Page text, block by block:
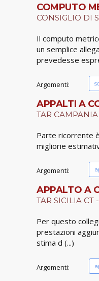
COMPUTO
CONSIGLIO DI
Il computo
un semplice
prevedesse
Argomenti:
APPALTI A
TAR
Parte ricorrente
migliorie
Argomenti:
APPALTO A
TAR SICILIA CT
Per questo
prestazioni
stima d (...)
Argomenti: